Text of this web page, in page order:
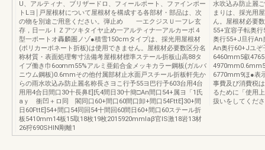
U、アルティナ、ブリザードロ、フィールポート、ファインポー
トLヨ￨戸屋根材について屋根材を構成する各部材・部品は、次
の物を別途ご用意ください。弾止め 一エクジスＵ一フレ玄
存，日一ルＩＺアツキタイヤ止め一アルティナ一アルカーポ４
型一ポートオ轟麟圏ノゾ●積雪150cmタイプは、採光用屋根材
(ポリカーポネート折板)は使用できません。屋根材必要数区分名
称材質・表面処理奪寸法備考屋根材標準ステール折板山高88タ
イプ働き巾6∞mm55%アルミ亜鉛合金メッキカラー鋼板(ガルバ
ニウム鋼板)0.6mmその他付属部材止水面戸スチール折板軒先か
らの雨水吹込み防止麗名称長さヨこ行予55ヨ巴行予603台用4台
用用4合日間口30十長鼻E]氏4間日30十簡□An間口54+属ヨ「1氏
aｙ 衝凹＋ロ同 閣同口60+間口60間口卸+間口54FttE]30+間
日60FttE]54+間口54同回54十間回60間日60+間口60ステール折
板5410mm14板15取18枚19枚2015920mmlaβ官lS激18岩13材
26狩690SHlN剛離1
水吹込み防止麗
まりは、採光用
ん。屋根材必要
55+宜容子転奥
奥行55+J旦行
An奥行60+Jユ
6460mm5叡
6770mm9ほ●表
事費及び消費税
るために「使用
扱いをしてくだ